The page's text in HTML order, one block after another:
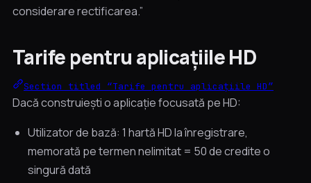
considerare rectificarea.”
Tarife pentru aplicațiile HD
Section titled “Tarife pentru aplicațiile HD”
Dacă construiești o aplicație focusată pe HD:
Utilizator de bază: 1 hartă HD la înregistrare,
memorată pe termen nelimitat = 50 de credite o
singură dată